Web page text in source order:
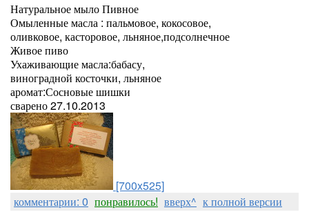
Натуральное мыло Пивное
Омыленные масла : пальмовое, кокосовое,
оливковое, касторовое, льняное,подсолнечное
Живое пиво
Ухаживающие масла:бабасу,
виноградной косточки, льняное
аромат:Сосновые шишки
сварено 27.10.2013
[700x525]
комментарии: 0 понравилось! вверх^ к полной версии